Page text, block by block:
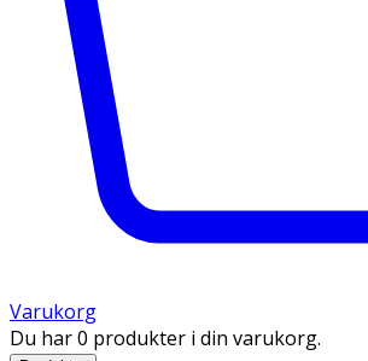
Varukorg
Du har 0 produkter i din varukorg.